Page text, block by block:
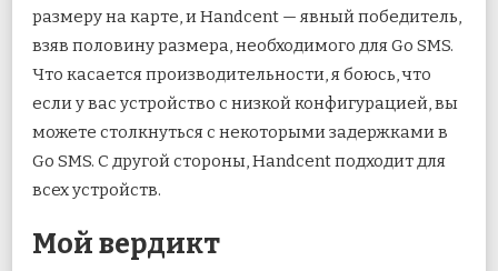
размеру на карте, и Handcent — явный победитель,
взяв половину размера, необходимого для Go SMS.
Что касается производительности, я боюсь, что
если у вас устройство с низкой конфигурацией, вы
можете столкнуться с некоторыми задержками в
Go SMS. С другой стороны, Handcent подходит для
всех устройств.
Мой вердикт